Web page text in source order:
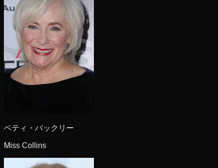
ベティ・バックリー
Miss Collins